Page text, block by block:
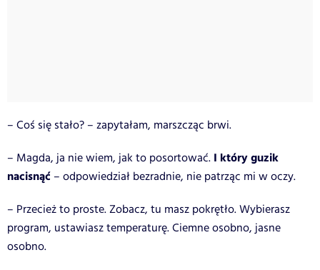
– Coś się stało? – zapytałam, marszcząc brwi.
– Magda, ja nie wiem, jak to posortować. I który guzik
nacisnąć – odpowiedział bezradnie, nie patrząc mi w oczy.
– Przecież to proste. Zobacz, tu masz pokrętło. Wybierasz
program, ustawiasz temperaturę. Ciemne osobno, jasne
osobno.